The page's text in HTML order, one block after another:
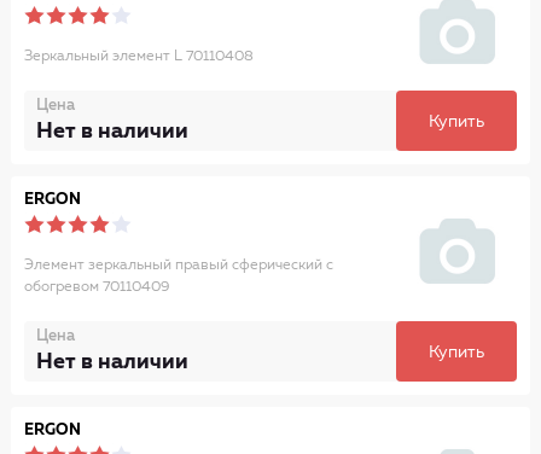
Зеркальный элемент L 70110408
Цена
Нет в наличии Купить
ERGON
Элемент зеркальный правый сферический с
обогревом 70110409
Цена
Нет в наличии Купить
ERGON